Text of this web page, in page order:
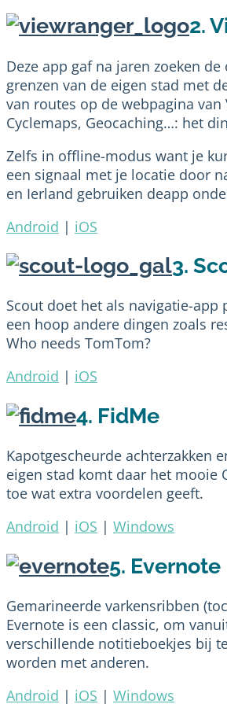
2.
Deze app gaf na jaren zoeken
grenzen van de eigen stad met
van routes op de webpagina
Cyclemaps, Geocaching…: het
Zelfs in offline-modus want je
een signaal met je locatie door
en Ierland gebruiken deapp
Android | iOS
3.
Scout doet het als navigatie-
een hoop andere dingen zoals
Who needs TomTom?
Android | iOS
4. FidMe
Kapotgescheurde achterzakken
eigen stad komt daar het mooie
toe wat extra voordelen geeft.
Android | iOS | Windows
5. Evernote
Gemarineerde varkensribben
Evernote is een classic, om
verschillende notitieboekjes bij
worden met anderen.
Android | iOS | Windows